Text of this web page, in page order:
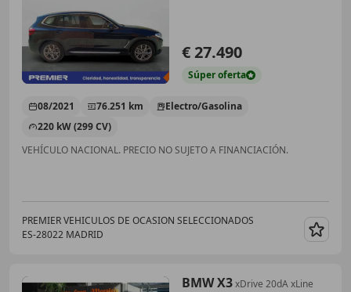
€ 27.490
Súperoferta
08/2021 76.251 km
Electro/Gasolina
220 kW (299 CV)
VEHÍCULO NACIONAL. PRECIO NO SUJETO A FINANCIACIÓN.
PREMIER VEHICULOS DE OCASION SELECCIONADOS
ES-28022 MADRID
BMW X3xDrive 20dA xLine